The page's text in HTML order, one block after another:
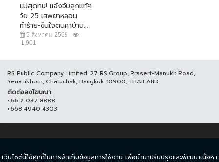
แม่สุดทน! แจ้งจับลูกแท้ๆ
วัย 25 เสพยาหลอน
ทำร้าย-ขืนใจตนคาบ้าน...
5 สิงหาคม 2569
1,901
RS Public Company Limited. 27 RS Group, Prasert-Manukit Road,
Senanikhom, Chatuchak, Bangkok 10900, THAILAND
ติดต่อลงโฆษณา
+66 2 037 8888
+668 4940 4303
© COPYRIGHT 2017 THAICH8.COM, ALL RIGHT RESERVED.
ข้อกำหนดและเงื่อนไข นโยบายความเป็นส่วนตัว
เว็บไซต์นี้ใช้คุกกี้ในการจัดเก็บข้อมูลการใช้งาน เพื่อนำมาปรับปรุงและพัฒนาเนื้อหา